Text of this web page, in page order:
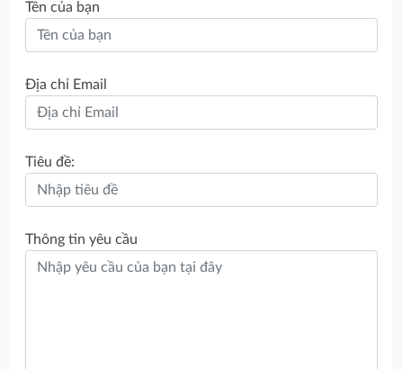
Tên của bạn
Địa chỉ Email
Tiêu đề:
Thông tin yêu cầu